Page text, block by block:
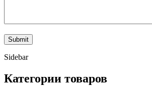
Sidebar
Категории товаров